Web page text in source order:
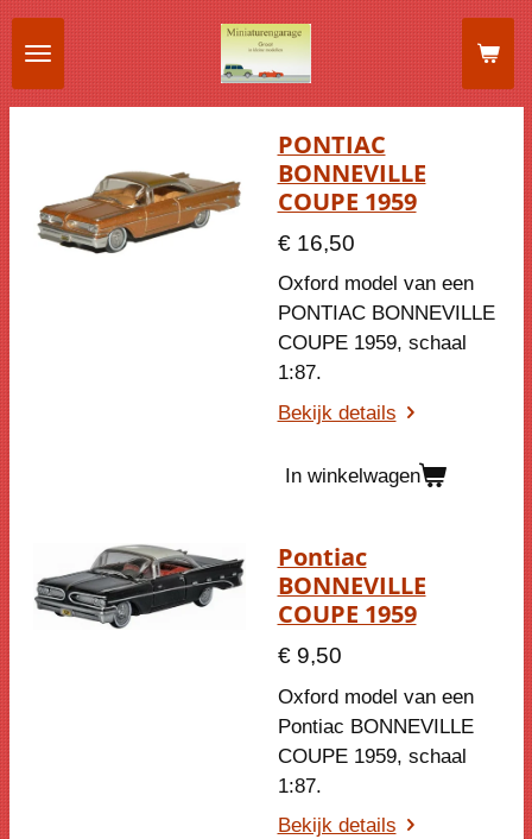
Ga
direct
naar
de
PONTIAC
BONNEVILLE
COUPE 1959
€ 16,50
Oxford model van een
PONTIAC BONNEVILLE
COUPE 1959, schaal
1:87.
Bekijk details
In winkelwagen
Pontiac
BONNEVILLE
COUPE 1959
€ 9,50
Oxford model van een
Pontiac BONNEVILLE
COUPE 1959, schaal
1:87.
Bekijk details